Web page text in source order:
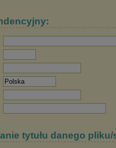
tytułu danego